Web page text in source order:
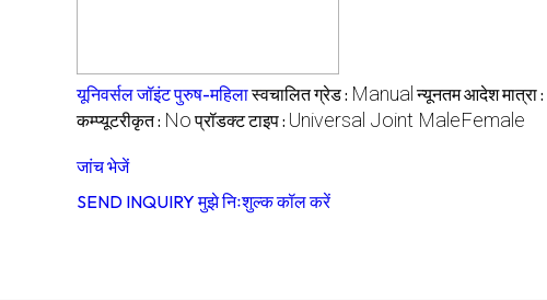
यूनिवर्सल जॉइंट पुरुष-महिलास्वचालित ग्रेड : Manual न्यूनतम आदेश मात्रा :
कम्प्यूटरीकृत : No प्रॉडक्ट टाइप : Universal Joint MaleFemale
जांच भेजें
SEND INQUIRY मुझे निःशुल्क कॉल करें